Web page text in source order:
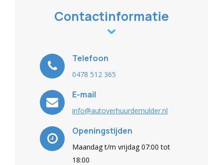
Contactinformatie
Telefoon
0478 512 365
E-mail
info@autoverhuurdemulder.nl
Openingstijden
Maandag t/m vrijdag 07:00 tot
18:00